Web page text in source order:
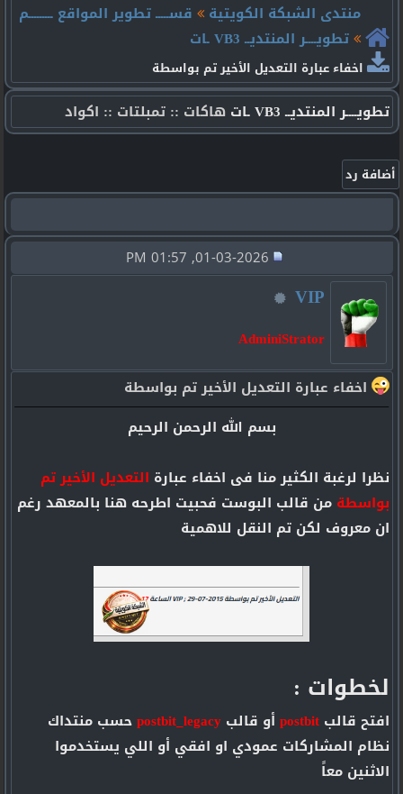
منتدى الشبكة الكويتية
قســـــ تطوير المواقع ـــــــــم
تطويــــر المنتديــ VB3 ـات
اخفاء عبارة التعديل الأخير تم بواسطة
تطويــــر المنتديــ VB3 ـات هاكات :: تمبلتات :: اكواد
VIP
AdminiStrator
اخفاء عبارة التعديل الأخير تم بواسطة
بسم الله الرحمن الرحيم
نظرا لرغبة الكثير منا فى اخفاء عبارة التعديل الأخير تم
بواسطة من قالب البوست فحبيت اطرحه هنا بالمعهد رغم
ان معروف لكن تم النقل للاهمية
لخطوات :
افتح قالبpostbit أو قالبpostbit_legacyحسب منتداك
نظام المشاركات عمودي او افقي أو اللي يستخدموا
الاثنين معاً